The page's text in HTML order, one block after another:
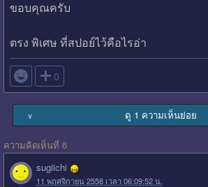
ขอบคุณครับ
ตรง พิเศษ ที่สปอย์ไว้คือไรอ่า
 0
∨ ดู 1 ความเห็นย่อย
ความคิดเห็นที่ 6
sugiichi
11 พฤศจิกายน 2558 เวลา 06:09:52 น.